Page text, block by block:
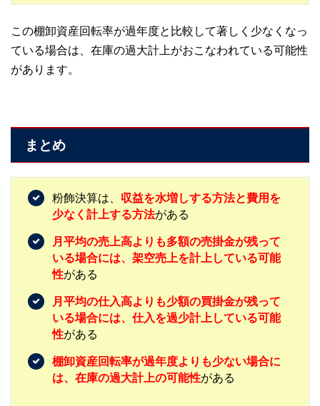
この棚卸資産回転率が過年度と比較して著しく少なくなっ
ている場合は、在庫の過大計上がおこなわれている可能性
があります。
まとめ
粉飾決算は、 収益を水増しする方法と費用を
少なく計上する方法がある
月平均の売上高よりも多額の売掛金が残って
いる場合には、架空売上を計上している可能
性がある
月平均の仕入高よりも少額の買掛金が残って
いる場合には、仕入を過少計上している可能
性がある
棚卸資産回転率が過年度よりも少ない場合に
は、在庫の過大計上の可能性がある